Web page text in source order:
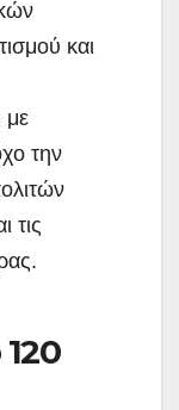
και
με
την
τις